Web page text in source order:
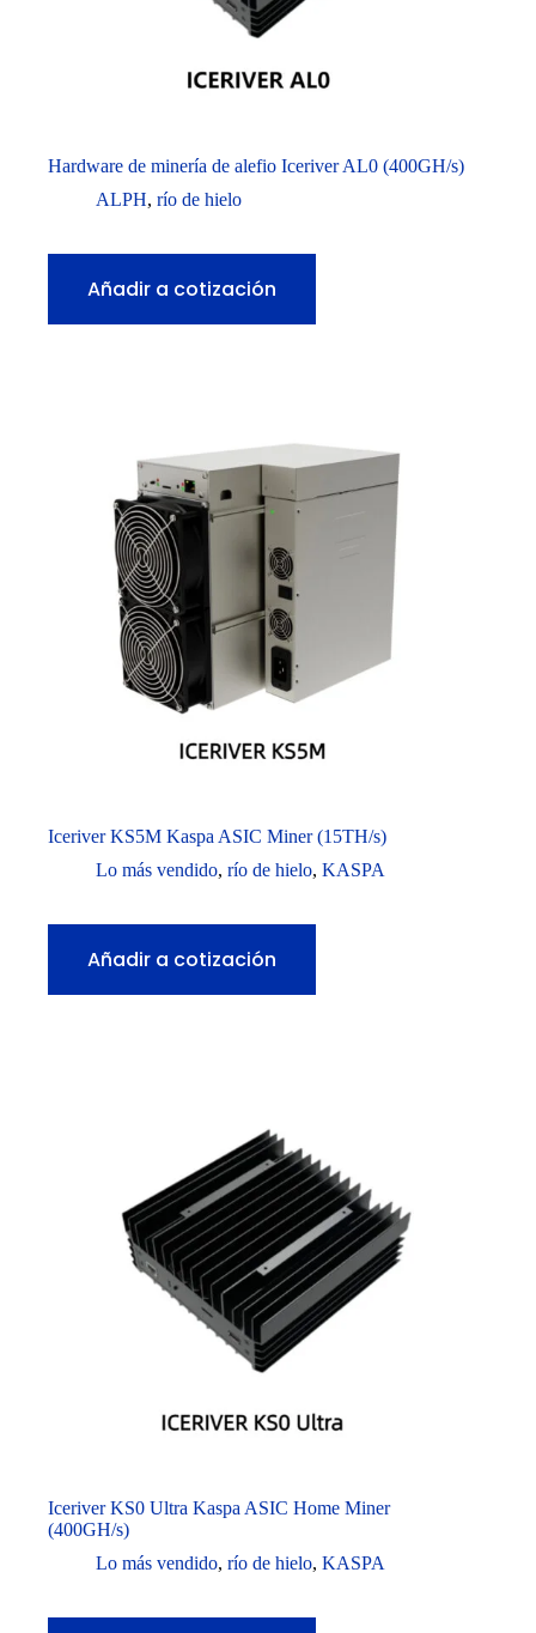
Hardware de minería de alefio Iceriver AL0 (400GH/s)
ALPH, río de hielo
Añadir a cotización
Iceriver KS5M Kaspa ASIC Miner (15TH/s)
Lo más vendido, río de hielo, KASPA
Añadir a cotización
Iceriver KS0 Ultra Kaspa ASIC Home Miner
(400GH/s)
Lo más vendido, río de hielo, KASPA